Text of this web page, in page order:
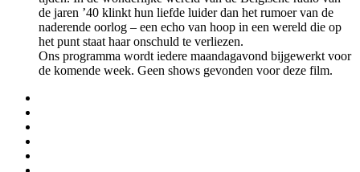
de jaren ’40 klinkt hun liefde luider dan het rumoer van de
naderende oorlog – een echo van hoop in een wereld die op
het punt staat haar onschuld te verliezen.
Ons programma wordt iedere maandagavond bijgewerkt voor
de komende week. Geen shows gevonden voor deze film.